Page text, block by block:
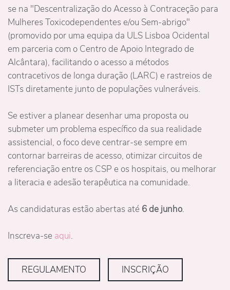
se na "Descentralização do Acesso à Contraceção para
Mulheres Toxicodependentes e/ou Sem-abrigo"
(promovido por uma equipa da ULS Lisboa Ocidental
em parceria com o Centro de Apoio Integrado de
Alcântara), facilitando o acesso a métodos
contracetivos de longa duração (LARC) e rastreios de
ISTs diretamente junto de populações vulneráveis.
Se estiver a planear desenhar uma proposta ou
submeter um problema específico da sua realidade
assistencial, o foco deve centrar-se sempre em
contornar barreiras de acesso, otimizar circuitos de
referenciação entre os CSP e os hospitais, ou melhorar
a literacia e adesão terapêutica na comunidade.
As candidaturas estão abertas até 6 de junho.
Inscreva-se aqui.
REGULAMENTO INSCRIÇÃO